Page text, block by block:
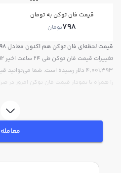
قیمت فان توکن به تومان
798تومان
4,001,393 دلار رسیده است. شما
را همراه با نمودار قیمت فان توکن امروز در
معامله